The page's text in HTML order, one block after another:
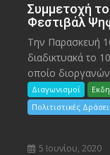
Συμμετοχή
Φεστιβάλ
Την Παρασκευή
διαδικτυακά το
οποίο
Διαγωνισμοί
Πολιτιστικές
5 Ιουνίου, 2020